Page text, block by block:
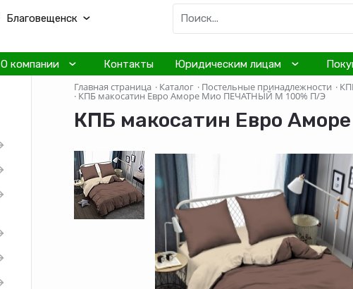
Благовещенск
О компании Контакты Юридическим лицам
Главная страница · Каталог · Постельные принадлежности ·
· КПБ макосатин Евро Аморе Мио ПЕЧАТНЫЙ M 100% П/Э
КПБ макосатин Евро